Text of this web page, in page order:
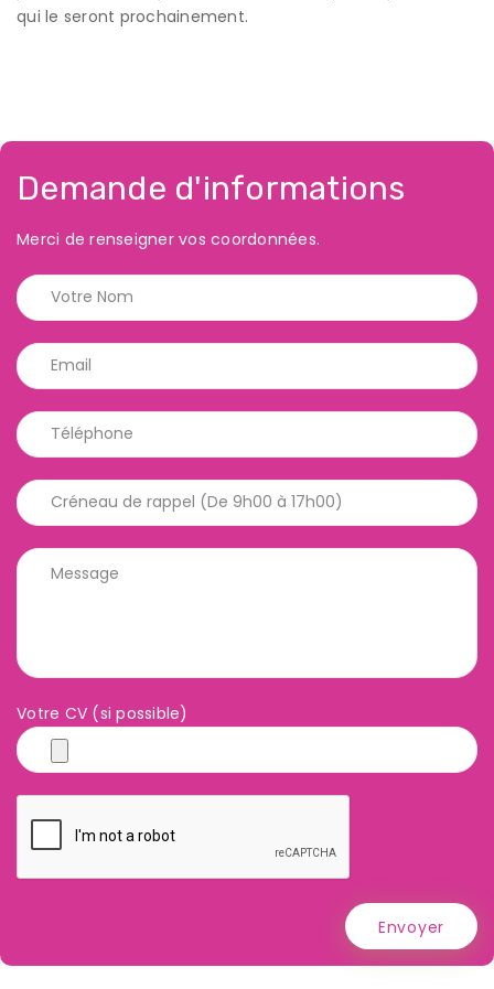
qui le seront prochainement.
Demande d'informations
Merci de renseigner vos coordonnées.
Votre CV (si possible)
Envoyer